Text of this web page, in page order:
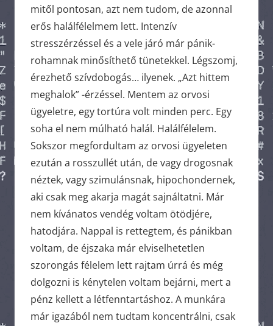
mitől pontosan, azt nem tudom, de azonnal
erős halálfélelmem lett. Intenzív
stresszérzéssel és a vele járó már pánik-
rohamnak minősíthető tünetekkel. Légszomj,
érezhető szívdobogás… ilyenek. „Azt hittem
meghalok” -érzéssel. Mentem az orvosi
ügyeletre, egy tortúra volt minden perc. Egy
soha el nem múlható halál. Halálfélelem.
Sokszor megfordultam az orvosi ügyeleten
ezután a rosszullét után, de vagy drogosnak
néztek, vagy szimulánsnak, hipochondernek,
aki csak meg akarja magát sajnáltatni. Már
nem kívánatos vendég voltam ötödjére,
hatodjára. Nappal is rettegtem, és pánikban
voltam, de éjszaka már elviselhetetlen
szorongás félelem lett rajtam úrrá és még
dolgozni is kénytelen voltam bejárni, mert a
pénz kellett a létfenntartáshoz. A munkára
már igazából nem tudtam koncentrálni, csak